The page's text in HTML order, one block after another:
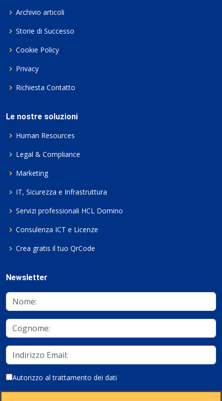
Archivio articoli
Storie di Successo
Cookie Policy
Privacy
Richiesta Contatto
Le nostre soluzioni
Human Resources
Legal & Compliance
Marketing
IT, Sicurezza e Infrastruttura
Servizi professionali HCL Domino
Consulenza ICT e Licenze
Crea gratis il tuo QrCode
Newsletter
Autorizzo al trattamento dei dati